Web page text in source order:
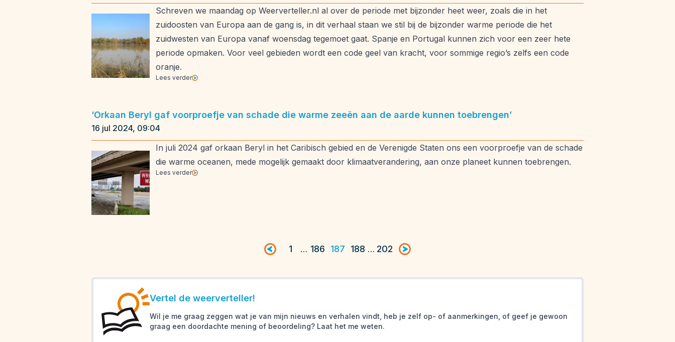
Schreven we maandag op Weerverteller.nl al over de periode met bijzonder heet weer, zoals die in het
zuidoosten van Europa aan de gang is, in dit verhaal staan we stil bij de bijzonder warme periode die het
zuidwesten van Europa vanaf woensdag tegemoet gaat. Spanje en Portugal kunnen zich voor een zeer hete
periode opmaken. Voor veel gebieden wordt een code geel van kracht, voor sommige regio’s zelfs een code
oranje.
Lees verder
‘Orkaan Beryl gaf voorproefje van schade die warme zeeën aan de aarde kunnen toebrengen’
16 jul 2024, 09:04
In juli 2024 gaf orkaan Beryl in het Caribisch gebied en de Verenigde Staten ons een voorproefje van de schade
die warme oceanen, mede mogelijk gemaakt door klimaatverandering, aan onze planeet kunnen toebrengen.
Lees verder
Vorige pagina
1 … 186 187 188 … 202 Volgende pagina
Vertel de weerverteller!
Wil je me graag zeggen wat je van mijn nieuws en verhalen vindt, heb je zelf op- of aanmerkingen, of geef je gewoon
graag een doordachte mening of beoordeling? Laat het me weten.